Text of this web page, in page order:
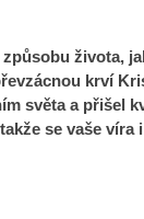
života,
krví
světa a přišel
se vaše víra